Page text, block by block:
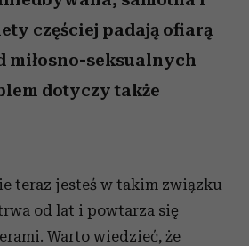
częściej padają ofiarą
miłosno-seksualnych
dotyczy także
teraz jesteś w takim związku
od lat i powtarza się
Warto wiedzieć, że